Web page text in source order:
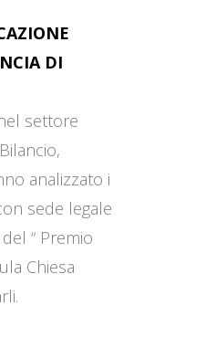
DI
settore
analizzato i
sede legale
“ Premio
Chiesa